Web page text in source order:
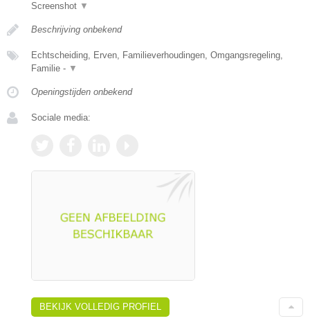
Screenshot ▼
Beschrijving onbekend
Echtscheiding, Erven, Familieverhoudingen, Omgangsregeling,
Familie - ▼
Openingstijden onbekend
Sociale media:
BEKIJK VOLLEDIG PROFIEL